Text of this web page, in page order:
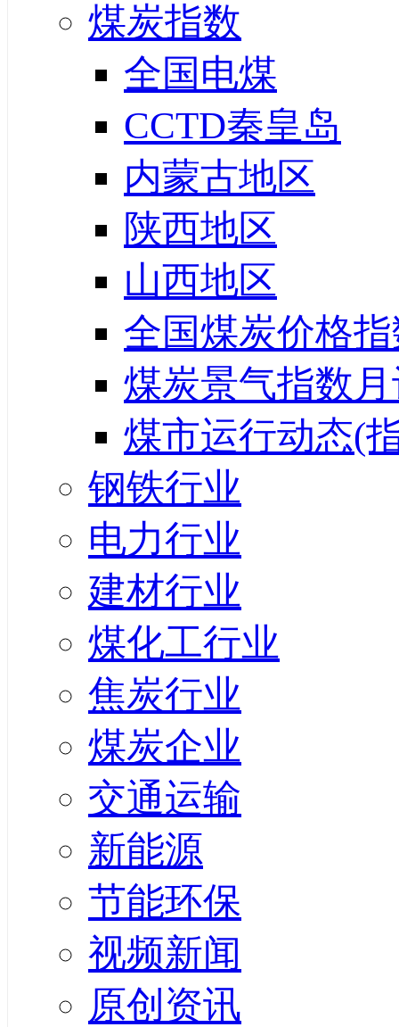
煤炭指数
全国电煤
CCTD秦皇岛
内蒙古地区
陕西地区
山西地区
全国煤炭价格
煤炭景气指数
煤市运行动态(
钢铁行业
电力行业
建材行业
煤化工行业
焦炭行业
煤炭企业
交通运输
新能源
节能环保
视频新闻
原创资讯